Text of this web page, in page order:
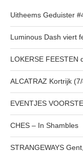
Uitheems Geduister
Luminous Dash viert
LOKERSE FEESTEN
ALCATRAZ Kortrijk
EVENTJES
CHES – In Shambles
STRANGEWAYS